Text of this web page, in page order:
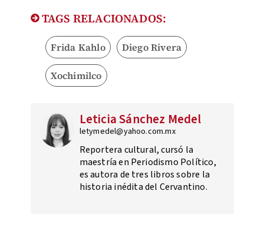
TAGS RELACIONADOS:
Frida Kahlo Diego Rivera
Xochimilco
Leticia Sánchez Medel
letymedel@yahoo.com.mx
Reportera cultural, cursó la
maestría en Periodismo Político,
es autora de tres libros sobre la
historia inédita del Cervantino.